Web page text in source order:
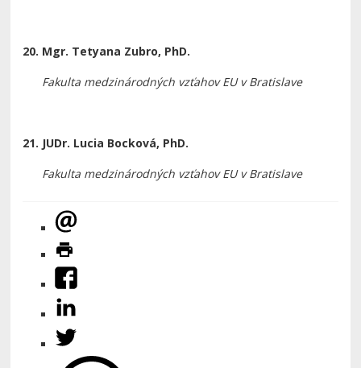
20. Mgr. Tetyana Zubro, PhD.
Fakulta medzinárodných vzťahov EU v Bratislave
21. JUDr. Lucia Bocková, PhD.
Fakulta medzinárodných vzťahov EU v Bratislave